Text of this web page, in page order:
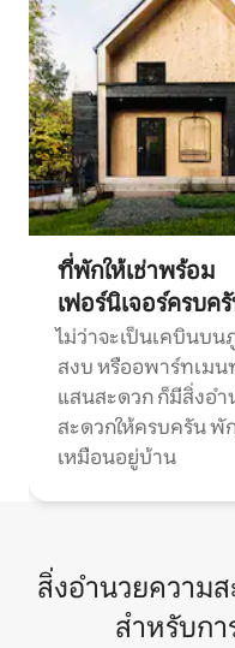
ที่พักให้เช่าพร้อม
เฟอร์นิเจอร์ครบค
ไม่ว่าจะเป็นเคบินบน
สงบ หรืออพาร์ทเมน
แสนสะดวก ก็มีสิ่งอำ
สะดวกให้ครบครัน พั
เหมือนอยู่บ้าน
สิ่งอำนวยความ
สำหรับกา